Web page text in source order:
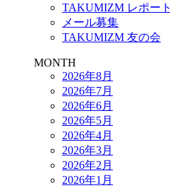
TAKUMIZM レポート
メール募集
TAKUMIZM 友の会
MONTH
2026年8月
2026年7月
2026年6月
2026年5月
2026年4月
2026年3月
2026年2月
2026年1月